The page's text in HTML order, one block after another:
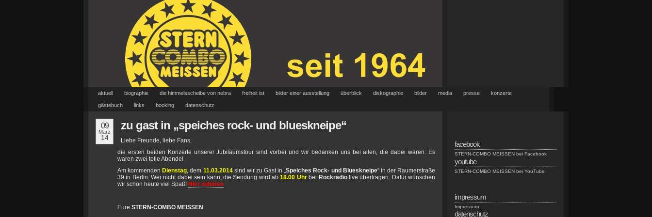
aktuell biographie die himmelsscheibe von nebra freiheit ist bilder einer ausstellung überblick diskographie bilder media presse konzerte
gästebuch links booking datenschutz
09
März
14
zu gast in „speiches rock- und blueskneipe“
Liebe Freunde, liebe Fans,
die ersten beiden Konzerte unserer Jubiläumstour sind vorbei und wir bedanken uns bei allen, die dabei waren. Es
waren zwei tolle Abende!
Am kommenden Dienstag, dem 11.03.2014sind wir zu Gast in „Speiches Rock- und Blueskneipe“ in der Raumerstraße
39 in Berlin. Wer nicht dabei sein kann, die Sendung wird ab18.00 Uhrbei Rockradiolive übertragen. Dafür wünschen
wir schon heute viel Spaß! Hier zuhören
Eure STERN-COMBO MEISSEN
facebook
STERN-COMBO MEISSEN bei Facebook
youtube
STERN-COMBO MEISSEN bei YouTube
impressum
Impressum
datenschutz